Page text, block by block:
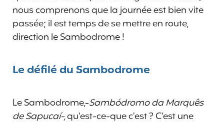
nous comprenons que la journée est bien vite
passée; il est temps de se mettre en route,
direction le Sambodrome !
Le défilé du Sambodrome
Le Sambodrome,-Sambódromo da Marquês
de Sapucaí-,qu’est-ce-que c’est ? C’est une